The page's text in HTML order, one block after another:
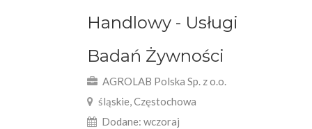
Handlowy - Usługi
Badań Żywności
AGROLAB Polska Sp. z o.o.
śląskie, Częstochowa
Dodane: wczoraj